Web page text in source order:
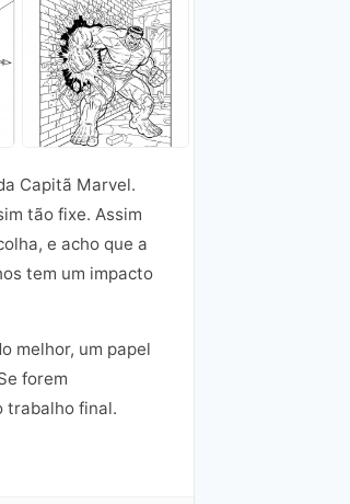
Capitã Marvel.
tão fixe. Assim
e acho que a
tem um impacto
melhor, um papel
forem
trabalho final.